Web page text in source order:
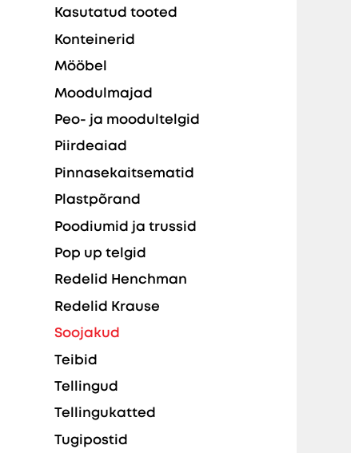
Kasutatud tooted
Konteinerid
Mööbel
Moodulmajad
Peo- ja moodultelgid
Piirdeaiad
Pinnasekaitsematid
Plastpõrand
Poodiumid ja trussid
Pop up telgid
Redelid Henchman
Redelid Krause
Soojakud
Teibid
Tellingud
Tellingukatted
Tugipostid